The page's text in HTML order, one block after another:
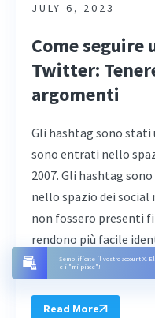
Semplificate il vostro account X.
e i "mi piace"!
JULY 6, 2023
Come seguire
Twitter:
argomenti
Gli hashtag sono
sono entrati nello
2007. Gli hashtag
nello spazio dei social
non fossero presenti
rendono più facile
stesso argomento, ...
Read More